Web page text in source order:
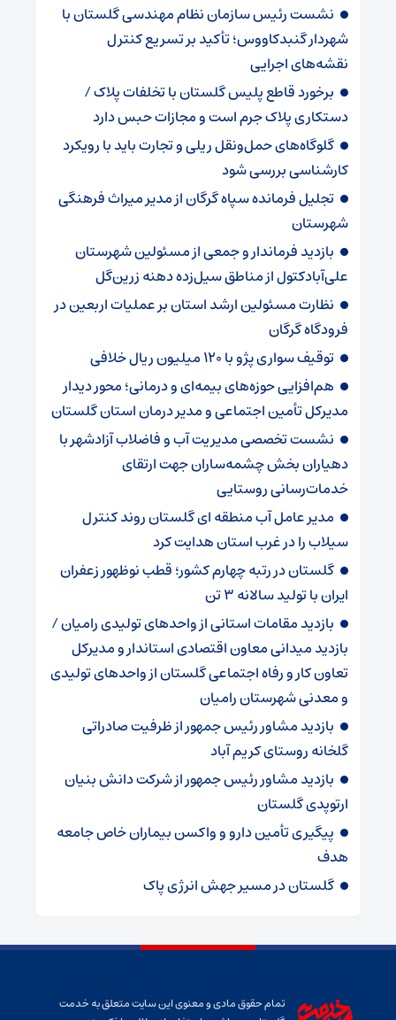
نشست رئیس سازمان نظام مهندسی گلستان با
شهردار گنبدکاووس؛ تأکید بر تسریع کنترل
نقشه‌های اجرایی
برخورد قاطع پلیس گلستان با تخلفات پلاک /
دستکاری پلاک جرم است و مجازات حبس دارد
گلوگاه‌های حمل‌ونقل ریلی و تجارت باید با رویکرد
کارشناسی بررسی شود
تجلیل فرمانده سپاه گرگان از مدیر میراث فرهنگی
شهرستان
بازدید فرماندار و جمعی از مسئولین شهرستان
علی‌آبادکتول از مناطق سیل‌زده دهنه زرین‌گل
نظارت مسئولین ارشد استان بر عملیات اربعین در
فرودگاه گرگان
توقیف سواری پژو با ۱۲۰ میلیون ریال خلافی
هم‌افزایی حوزه‌های بیمه‌ای و درمانی؛ محور دیدار
مدیرکل تأمین اجتماعی و مدیر درمان استان گلستان
نشست تخصصی مدیریت آب و فاضلاب آزادشهر با
دهیاران بخش چشمه‌ساران جهت ارتقای
خدمات‌رسانی روستایی
مدیر عامل آب منطقه ای گلستان روند کنترل
سیلاب را در غرب استان هدایت کرد
گلستان در رتبه چهارم کشور؛ قطب نوظهور زعفران
ایران با تولید سالانه ۳ تن
بازدید مقامات استانی از واحدهای تولیدی رامیان /
بازدید میدانی معاون اقتصادی استاندار و مدیرکل
تعاون کار و رفاه اجتماعی گلستان از واحدهای تولیدی
و معدنی شهرستان رامیان
بازدید مشاور رئیس جمهور از ظرفیت صادراتی
گلخانه روستای کریم آباد
بازدید مشاور رئیس جمهور از شرکت دانش بنیان
ارتوپدی گلستان
پیگیری تأمین دارو و واکسن بیماران خاص جامعه
هدف
گلستان در مسیر جهش انرژی پاک
تمام حقوق مادی و معنوی این سایت متعلق به خدمت